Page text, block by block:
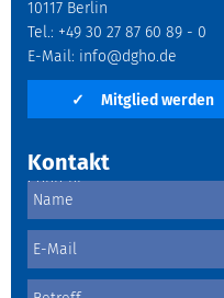
10117 Berlin
Tel.: +49 30 27 87 60 89 - 0
E-Mail: info@dgho.de
✓ Mitglied werden
Kontakt